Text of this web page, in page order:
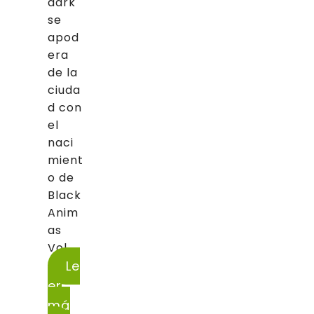
se
apod
era
de la
ciuda
d con
el
naci
mient
o de
Black
Anim
as
Vol....
Le
er
má